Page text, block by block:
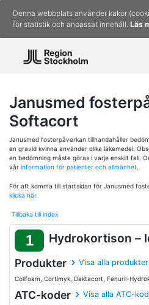
Denna webbplats använder kakor
för statistik och anpassat innehåll. Läs
Janusmed
Softacort
Janusmed fosterpåverkan tillhandahåller
en gravid kvinna använder olika läkemedel.
en bedömning måste göras i varje enskilt fall.
vår information för patienter och allmänhet.
För att komma till startsidan för Janusmed
klicka här.
Tillbaka till index
1 Hydrokortison –
Produkter Visa alla produkter
Colifoam, Cortimyk, Daktacort, Fenuril-
ATC-koder Visa alla ATC-